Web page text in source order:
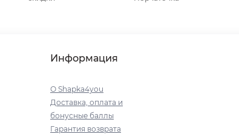
Информация
О Shapka4you
Доставка, оплата и
бонусные баллы
Гарантия возврата